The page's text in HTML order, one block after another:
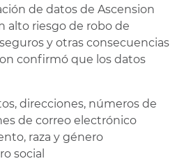
de datos de Ascension
alto riesgo de robo de
y otras consecuencias
confirmó que los datos
direcciones, números de
de correo electrónico
raza y género
social